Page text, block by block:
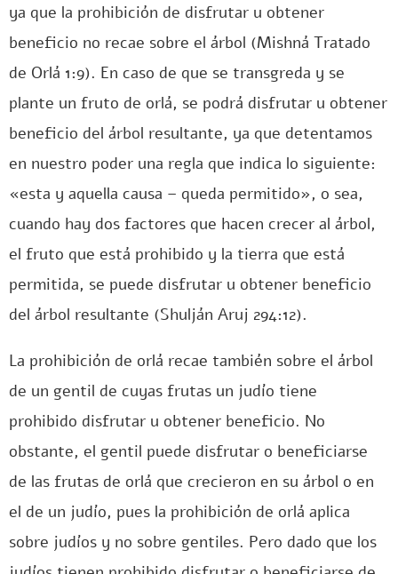
ya que la prohibición de disfrutar u obtener
beneficio no recae sobre el árbol (Mishná Tratado
de Orlá 1:9). En caso de que se transgreda y se
plante un fruto de orlá, se podrá disfrutar u obtener
beneficio del árbol resultante, ya que detentamos
en nuestro poder una regla que indica lo siguiente:
«esta y aquella causa – queda permitido», o sea,
cuando hay dos factores que hacen crecer al árbol,
el fruto que está prohibido y la tierra que está
permitida, se puede disfrutar u obtener beneficio
del árbol resultante (Shulján Aruj 294:12).
La prohibición de orlá recae también sobre el árbol
de un gentil de cuyas frutas un judío tiene
prohibido disfrutar u obtener beneficio. No
obstante, el gentil puede disfrutar o beneficiarse
de las frutas de orlá que crecieron en su árbol o en
el de un judío, pues la prohibición de orlá aplica
sobre judíos y no sobre gentiles. Pero dado que los